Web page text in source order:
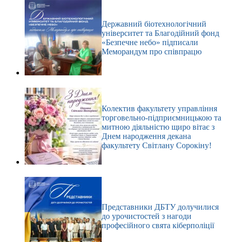
Державний біотехнологічний
університет та Благодійний фонд
«Безпечне небо» підписали
Меморандум про співпрацю
Колектив факультету управління
торговельно-підприємницькою та
митною діяльністю щиро вітає з
Днем народження декана
факультету Світлану Сорокіну!
Представники ДБТУ долучилися
до урочистостей з нагоди
професійного свята кіберполіції